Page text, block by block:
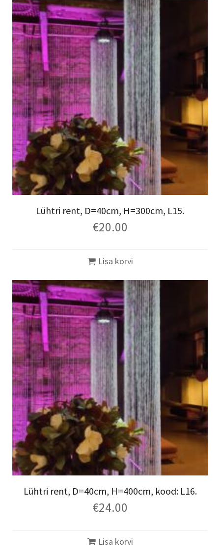
Lühtri rent, D=40cm, H=300cm, L15.
€20.00
Lisa korvi
Lühtri rent, D=40cm, H=400cm, kood: L16.
€24.00
Lisa korvi